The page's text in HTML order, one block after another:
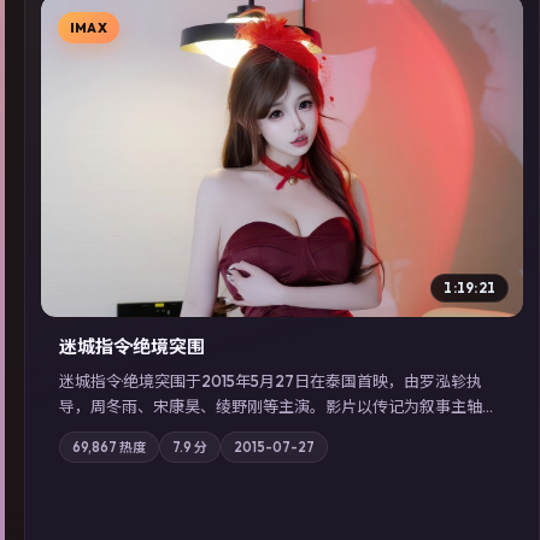
▶
IMAX
1:19:21
迷城指令·绝境突围
迷城指令·绝境突围于2015年5月27日在泰国首映，由罗泓轸执
导，周冬雨、宋康昊、绫野刚等主演。影片以传记为叙事主轴，
记忆碎片重组后，主角发现自己从未活过“真实”的一天；摄影与
配乐强化地域气质；站内亦可通过「国产免费观看高清电视剧在
69,867 热度 7.9 分 2015-07-27